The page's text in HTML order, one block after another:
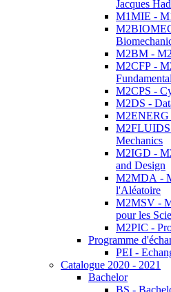
Jacques
M1MIE -
M2BM -
M2CFP -
M2CPS -
M2DS -
M2ENERG
M2FLUIDS
Mechanics
M2IGD -
and Design
M2MDA -
l'Aléatoire
M2MSV -
pour les
M2PIC -
Programme
PEI -
Catalogue 2020 - 2021
Bachelor
BS -